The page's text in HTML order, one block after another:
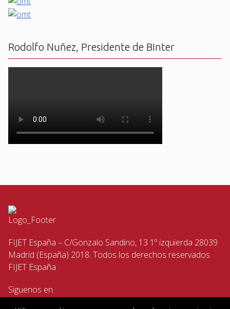
Rodolfo Nuñez, Presidente de BInter
FIJET España – C/Gonzalo Sandino, 13 1º izquierda 28039
Madrid (España) 2018. Todos los derechos reservados
FIJET España
Siguenos en